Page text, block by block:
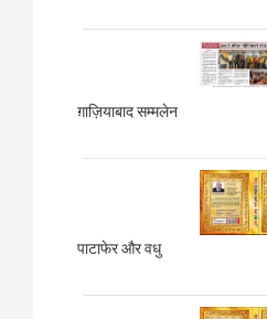
ग़ाज़ियाबादसम्मलेन
पाटाफेर और वधु